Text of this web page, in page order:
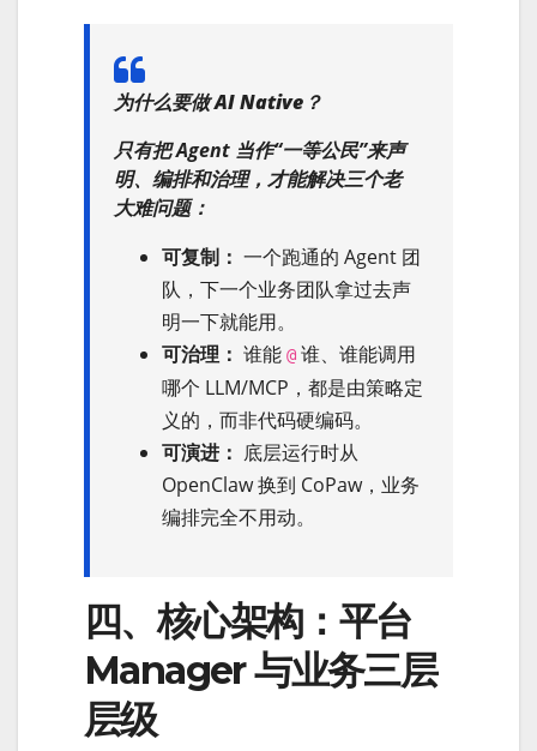
为什么要做 AI Native？
只有把 Agent 当作“一等公民”来声
明、编排和治理，才能解决三个老
大难问题：
可复制： 一个跑通的 Agent 团
队，下一个业务团队拿过去声
明一下就能用。
可治理： 谁能 @ 谁、谁能调用
哪个 LLM/MCP，都是由策略定
义的，而非代码硬编码。
可演进： 底层运行时从
OpenClaw 换到 CoPaw，业务
编排完全不用动。
四、核心架构：平台
Manager 与业务三层
层级